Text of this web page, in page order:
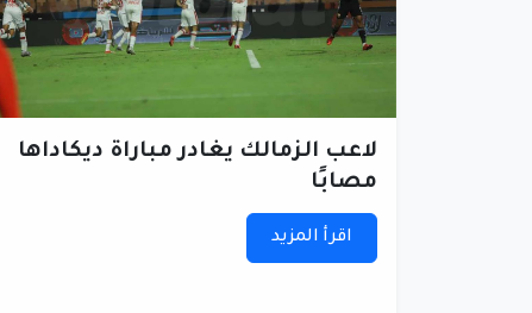
لاعب الزمالك يغادر مباراة ديكاداها
مصابًا
اقرأ المزيد